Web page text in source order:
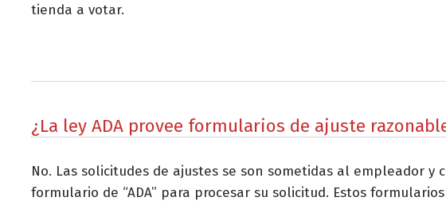
tienda a votar.
¿La ley ADA provee formularios de ajuste
No. Las solicitudes de ajustes se son sometidas al empleador
formulario de “ADA” para procesar su solicitud. Estos